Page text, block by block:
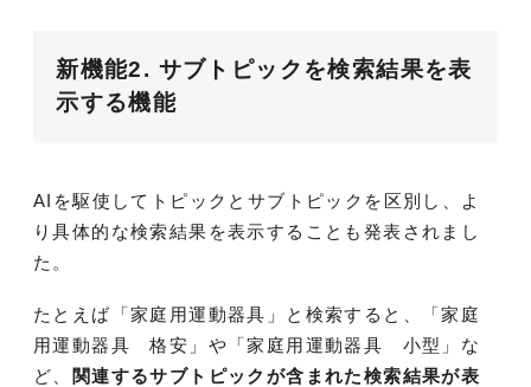
新機能2. サブトピックを検索結果を表
示する機能
AIを駆使してトピックとサブトピックを区別し、よ
り具体的な検索結果を表示することも発表されまし
た。
たとえば「家庭用運動器具」と検索すると、「家庭
用運動器具 格安」や「家庭用運動器具 小型」な
ど、
関連するサブトピックが含まれた検索結果が表